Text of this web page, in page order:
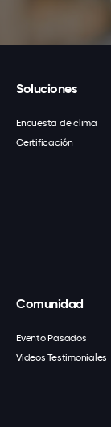
Soluciones
Encuesta de clima
Certificación
Comunidad
Evento Pasados
Videos Testimoniales